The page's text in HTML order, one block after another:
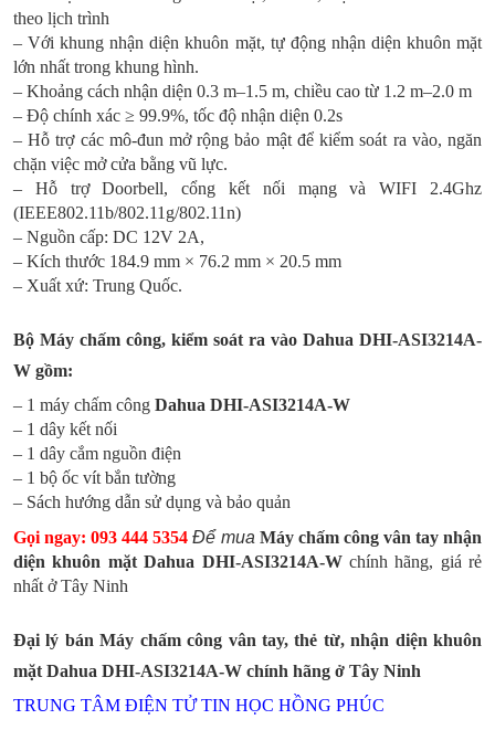
theo lịch trình
– Với khung nhận diện khuôn mặt, tự động nhận diện khuôn mặt
lớn nhất trong khung hình.
– Khoảng cách nhận diện 0.3 m–1.5 m, chiều cao từ 1.2 m–2.0 m
– Độ chính xác ≥ 99.9%, tốc độ nhận diện 0.2s
– Hỗ trợ các mô-đun mở rộng bảo mật để kiểm soát ra vào, ngăn
chặn việc mở cửa bằng vũ lực.
– Hỗ trợ Doorbell, cổng kết nối mạng và WIFI 2.4Ghz
(IEEE802.11b/802.11g/802.11n)
– Nguồn cấp: DC 12V 2A,
– Kích thước 184.9 mm × 76.2 mm × 20.5 mm
– Xuất xứ: Trung Quốc.
Bộ Máy chấm công, kiểm soát ra vào Dahua DHI-ASI3214A-
W gồm:
– 1 máy chấm công Dahua DHI-ASI3214A-W
– 1 dây kết nối
– 1 dây cắm nguồn điện
– 1 bộ ốc vít bắn tường
– Sách hướng dẫn sử dụng và bảo quản
Gọi ngay: 093 444 5354Để mua Máy chấm công vân tay nhận
diện khuôn mặtDahua DHI-ASI3214A-W chính hãng, giá rẻ
nhất ở Tây Ninh
Đại lý bánMáy chấm công vân tay, thẻ từ, nhận diện khuôn
mặt Dahua DHI-ASI3214A-W chính hãng ở Tây Ninh
TRUNG TÂM ĐIỆN TỬ TIN HỌC HỒNG PHÚC